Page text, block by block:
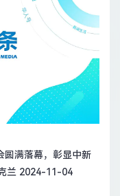
圆满落幕，彰显中新
兰 2024-11-04